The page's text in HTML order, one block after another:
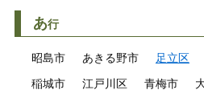
あ行
昭島市 あきる野市 足立区
稲城市
江戸川区 青梅市